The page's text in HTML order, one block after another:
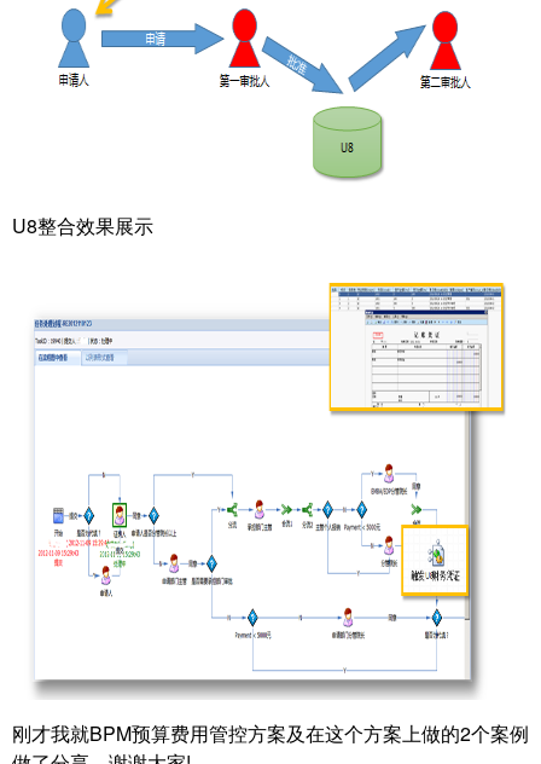
U8整合效果展示
刚才我就BPM预算费用管控方案及在这个方案上做的2个案例